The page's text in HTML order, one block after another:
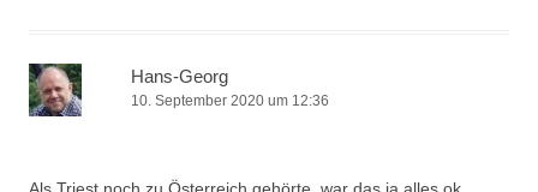
Hans-Georg
10. September 2020 um 12:36